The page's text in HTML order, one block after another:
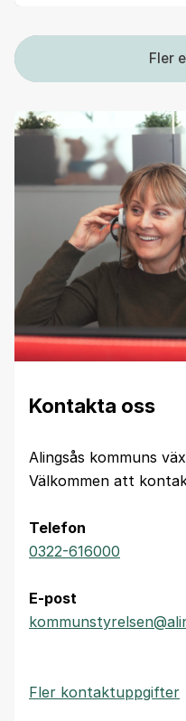
Fler
Kontakta oss
Alingsås kommuns
Välkommen att
Telefon
0322-616000
E-post
Fler kontaktuppgifter